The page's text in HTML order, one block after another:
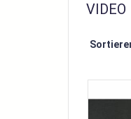
VIDEO